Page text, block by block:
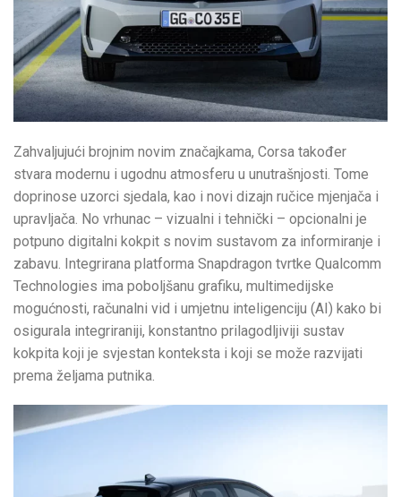
Zahvaljujući brojnim novim značajkama, Corsa također
stvara modernu i ugodnu atmosferu u unutrašnjosti. Tome
doprinose uzorci sjedala, kao i novi dizajn ručice mjenjača i
upravljača. No vrhunac – vizualni i tehnički – opcionalni je
potpuno digitalni kokpit s novim sustavom za informiranje i
zabavu. Integrirana platforma Snapdragon tvrtke Qualcomm
Technologies ima poboljšanu grafiku, multimedijske
mogućnosti, računalni vid i umjetnu inteligenciju (AI) kako bi
osigurala integriraniji, konstantno prilagodljiviji sustav
kokpita koji je svjestan konteksta i koji se može razvijati
prema željama putnika.